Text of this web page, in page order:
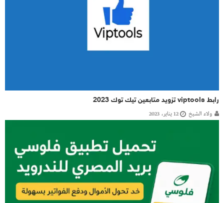
رابط viptools تزويد متابعين تيك توك 2023
ولاء الشيخ 12 يناير، 2023